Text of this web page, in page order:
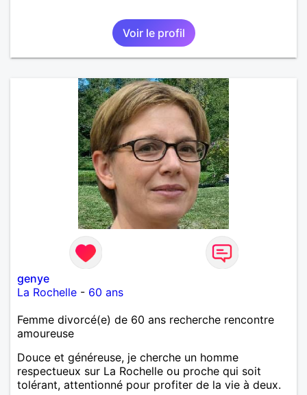
Voir le profil
genye
La Rochelle - 60 ans
Femme divorcé(e) de 60 ans recherche rencontre
amoureuse
Douce et généreuse, je cherche un homme
respectueux sur La Rochelle ou proche qui soit
tolérant, attentionné pour profiter de la vie à deux.